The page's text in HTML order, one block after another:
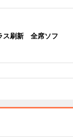
ス刷新 全席ソフ